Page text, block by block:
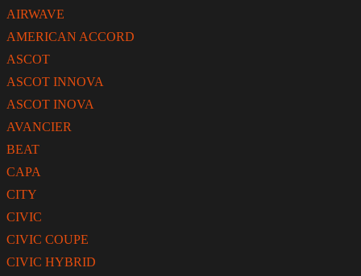
AIRWAVE
AMERICAN ACCORD
ASCOT
ASCOT INNOVA
ASCOT INOVA
AVANCIER
BEAT
CAPA
CITY
CIVIC
CIVIC COUPE
CIVIC HYBRID